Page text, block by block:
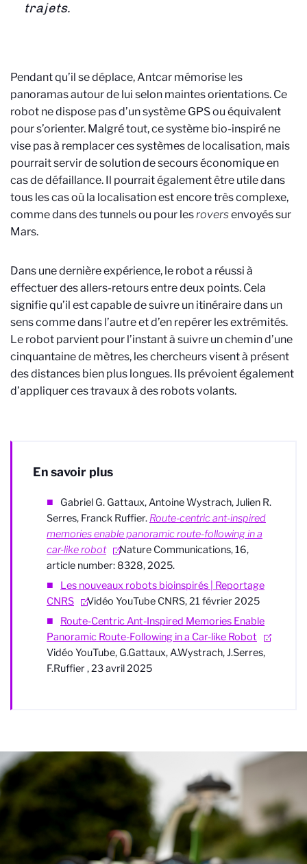
trajets.
Pendant qu’il se déplace, Antcar mémorise les
panoramas autour de lui selon maintes orientations. Ce
robot ne dispose pas d’un système GPS ou équivalent
pour s’orienter. Malgré tout, ce système bio-inspiré ne
vise pas à remplacer ces systèmes de localisation, mais
pourrait servir de solution de secours économique en
cas de défaillance. Il pourrait également être utile dans
tous les cas où la localisation est encore très complexe,
comme dans des tunnels ou pour lesroversenvoyés sur
Mars.
Dans une dernière expérience, le robot a réussi à
effectuer des allers-retours entre deux points. Cela
signifie qu’il est capable de suivre un itinéraire dans un
sens comme dans l’autre et d’en repérer les extrémités.
Le robot parvient pour l’instant à suivre un chemin d’une
cinquantaine de mètres, les chercheurs visent à présent
des distances bien plus longues. Ils prévoient également
d’appliquer ces travaux à des robots volants.
En savoir plus
Gabriel G. Gattaux, Antoine Wystrach, Julien R.
Serres, Franck Ruffier. Route-centric ant-inspired
memories enable panoramic route-following in a
car-like robot
. Nature Communications, 16,
article number: 8328, 2025.
Les nouveaux robots bioinspirés | Reportage
CNRS
. Vidéo YouTube CNRS, 21 février 2025
Route-Centric Ant-Inspired Memories Enable
Panoramic Route-Following in a Car-like Robot
.
Vidéo YouTube, G.Gattaux, A.Wystrach, J.Serres,
F.Ruffier , 23 avril 2025